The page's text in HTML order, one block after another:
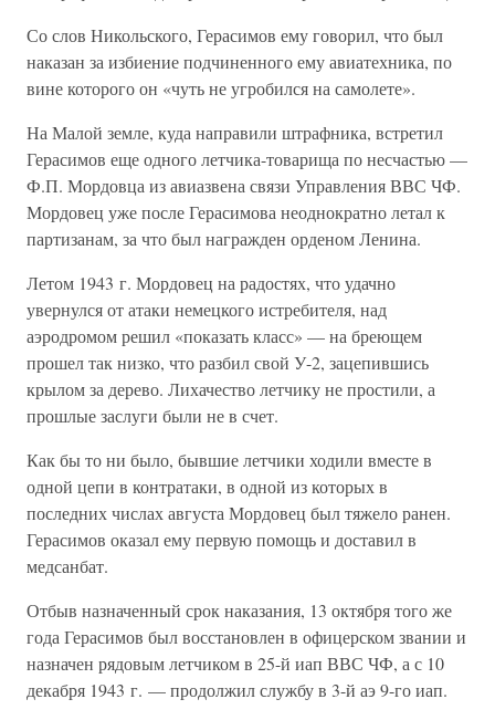
Со слов Никольского, Герасимов ему говорил, что был
наказан за избиение подчиненного ему авиатехника, по
вине которого он «чуть не угробился на самолете».
На Малой земле, куда направили штрафника, встретил
Герасимов еще одного летчика-товарища по несчастью —
Ф.П. Мордовца из авиазвена связи Управления ВВС ЧФ.
Мордовец уже после Герасимова неоднократно летал к
партизанам, за что был награжден орденом Ленина.
Летом 1943 г. Мордовец на радостях, что удачно
увернулся от атаки немецкого истребителя, над
аэродромом решил «показать класс» — на бреющем
прошел так низко, что разбил свой У-2, зацепившись
крылом за дерево. Лихачество летчику не простили, а
прошлые заслуги были не в счет.
Как бы то ни было, бывшие летчики ходили вместе в
одной цепи в контратаки, в одной из которых в
последних числах августа Мордовец был тяжело ранен.
Герасимов оказал ему первую помощь и доставил в
медсанбат.
Отбыв назначенный срок наказания, 13 октября того же
года Герасимов был восстановлен в офицерском звании и
назначен рядовым летчиком в 25-й иап ВВС ЧФ, а с 10
декабря 1943 г. — продолжил службу в 3-й аэ 9-го иап.